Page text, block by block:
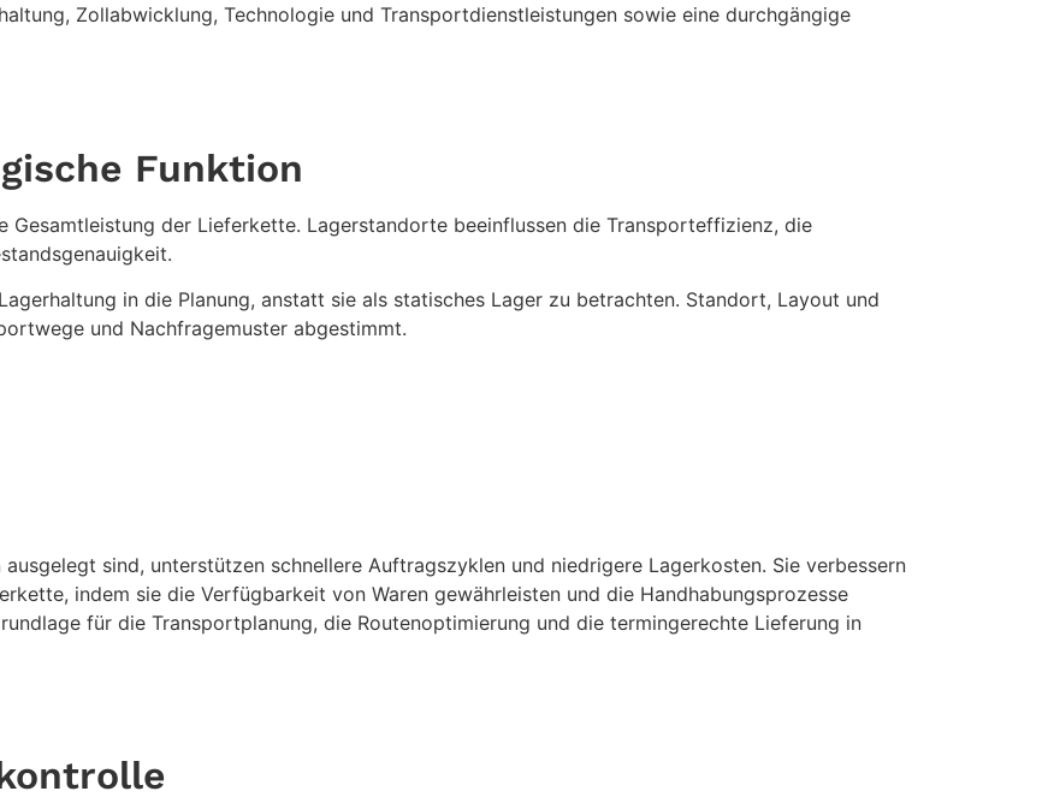
Zollabwicklung, Technologie und Transportdienstleistungen sowie eine durchgängige
Funktion
Gesamtleistung der Lieferkette. Lagerstandorte beeinflussen die Transporteffizienz, die
in die Planung, anstatt sie als statisches Lager zu betrachten. Standort, Layout und
und Nachfragemuster abgestimmt.
sind, unterstützen schnellere Auftragszyklen und niedrigere Lagerkosten. Sie verbessern
indem sie die Verfügbarkeit von Waren gewährleisten und die Handhabungsprozesse
für die Transportplanung, die Routenoptimierung und die termingerechte Lieferung in